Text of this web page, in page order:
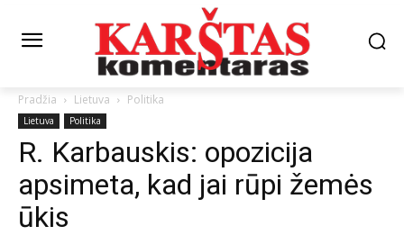
Pradžia Lietuva Politika
Lietuva Politika
R. Karbauskis: opozicija
apsimeta, kad jai rūpi žemės
ūkis